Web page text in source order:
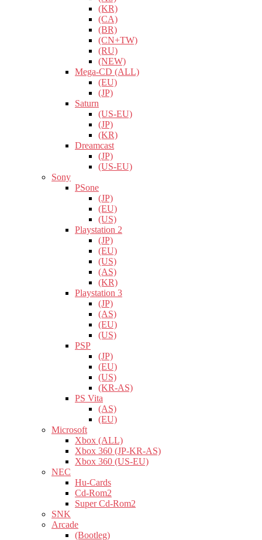
(KR)
(CA)
(BR)
(CN+TW)
(RU)
(NEW)
Mega-CD (ALL)
(EU)
(JP)
Saturn
(US-EU)
(JP)
(KR)
Dreamcast
(JP)
(US-EU)
Sony
PSone
(JP)
(EU)
(US)
Playstation 2
(JP)
(EU)
(US)
(AS)
(KR)
Playstation 3
(JP)
(AS)
(EU)
(US)
PSP
(JP)
(EU)
(US)
(KR-AS)
PS Vita
(AS)
(EU)
Microsoft
Xbox (ALL)
Xbox 360 (JP-KR-AS)
Xbox 360 (US-EU)
NEC
Hu-Cards
Cd-Rom2
Super Cd-Rom2
SNK
Arcade
(Bootleg)